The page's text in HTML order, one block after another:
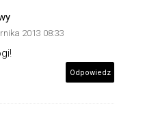
2013 08:33
Odpowiedz